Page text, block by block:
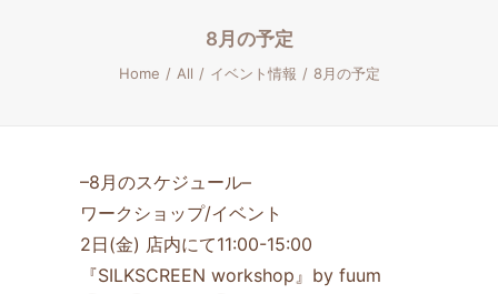
8月の予定
Home All イベント情報 8月の予定
–8月のスケジュール–
ワークショップ/イベント
2日(金) 店内にて11:00-15:00
『SILKSCREEN workshop』by fuum